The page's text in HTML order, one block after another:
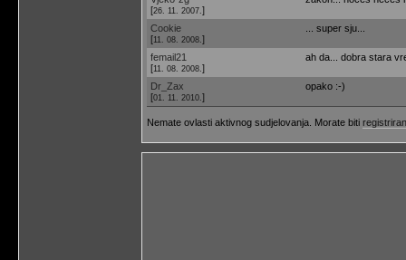
[26. 11. 2007. ]
Cookie
[11. 08. 2008. ]
... super sju...
femail21
[11. 08. 2008. ]
ah da... dobra stara
Dr_Zax
[01. 11. 2010. ]
opako :-)
Nemate ovlasti aktivnog sudjelovanja. Morate biti